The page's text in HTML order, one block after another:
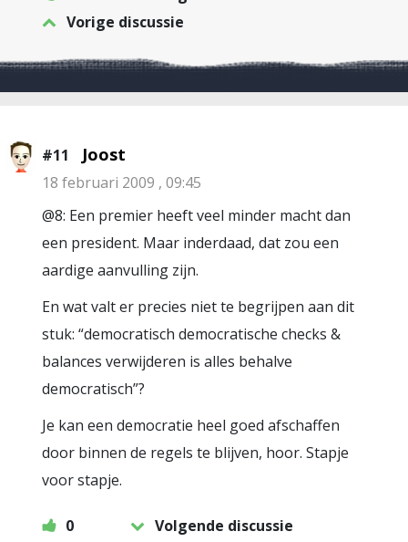
Vorige discussie
#11 Joost
18 februari 2009 , 09:45
@8: Een premier heeft veel minder macht dan
een president. Maar inderdaad, dat zou een
aardige aanvulling zijn.
En wat valt er precies niet te begrijpen aan dit
stuk: “democratisch democratische checks &
balances verwijderen is alles behalve
democratisch”?
Je kan een democratie heel goed afschaffen
door binnen de regels te blijven, hoor. Stapje
voor stapje.
0
Volgende discussie